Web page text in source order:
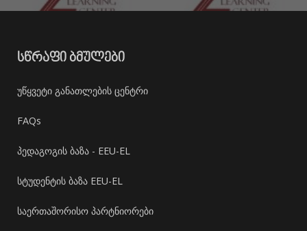
ᲡᲬᲠᲐᲤᲘ ᲑᲛᲣᲚᲔᲑᲘ
უწყვეტი განათლების ცენტრი
FAQs
პედაგოგის ბაზა - EEU-EL
სტუდენტის ბაზა EEU-EL
საერთაშორისო პარტნიორები